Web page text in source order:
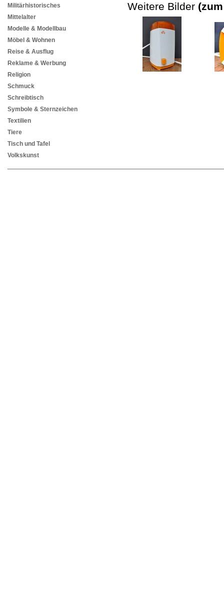
Militärhistorisches
Mittelalter
Modelle & Modellbau
Möbel & Wohnen
Reise & Ausflug
Reklame & Werbung
Religion
Schmuck
Schreibtisch
Symbole & Sternzeichen
Textilien
Tiere
Tisch und Tafel
Volkskunst
Weitere Bilder